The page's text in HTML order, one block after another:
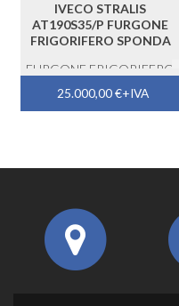
IVECO STRALIS
AT190S35/P FURGONE
FRIGORIFERO SPONDA
FURGONE FRIGORIFERO
SPONDA
25.000,00€+IVA